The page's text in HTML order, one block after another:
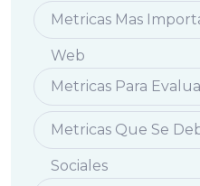
Metricas Mas
Web
Metricas Para
Metricas Que Se
Sociales